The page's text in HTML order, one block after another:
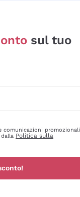
sul tuo
comunicazioni promozionali
Politica sulla